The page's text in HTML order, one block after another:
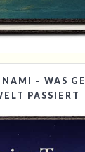
– WAS
PASSIERT